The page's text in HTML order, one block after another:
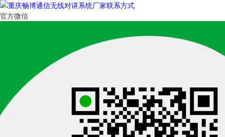
官方微信